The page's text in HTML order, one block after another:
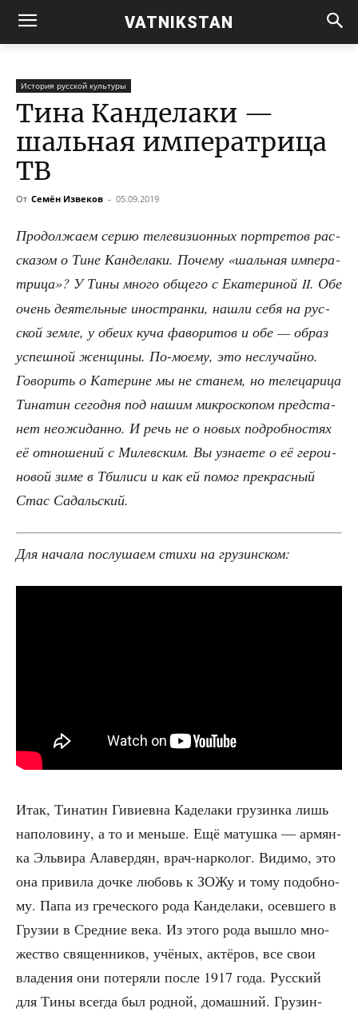
VATNIKSTAN
История русской культуры
Тина Канделаки —
шальная императрица
ТВ
От Семён Извеков - 05.09.2019
Про­дол­жа­ем серию теле­ви­зи­он­ных порт­ре­тов рас­
ска­зом о Тине Кан­де­ла­ки. Поче­му «шаль­ная импе­ра­
три­ца»? У Тины мно­го обще­го с Ека­те­ри­ной II. Обе
очень дея­тель­ные ино­стран­ки, нашли себя на рус­
ской зем­ле, у обе­их куча фаво­ри­тов и обе — образ
успеш­ной жен­щи­ны. По-мое­му, это неслу­чай­но.
Гово­рить о Кате­рине мы не ста­нем, но теле­ца­ри­ца
Тина­тин сего­дня под нашим мик­ро­ско­пом пред­ста­
нет неожи­дан­но. И речь не о новых подроб­но­стях
её отно­ше­ний с Милев­ским. Вы узна­е­те о её геро­и­
но­вой зиме в Тби­ли­си и как ей помог пре­крас­ный
Стас Садальский.
Для нача­ла послу­ша­ем сти­хи на грузинском:
Итак, Тина­тин Гиви­ев­на Каде­ла­ки гру­зин­ка лишь
напо­ло­ви­ну, а то и мень­ше. Ещё матуш­ка — армян­
ка Эль­ви­ра Алавер­дян, врач-нар­ко­лог. Види­мо, это
она при­ви­ла доч­ке любовь к ЗОЖу и тому подоб­но­
му. Папа из гре­че­ско­го рода Кан­де­ла­ки, осев­ше­го в
Гру­зии в Сред­ние века. Из это­го рода вышло мно­
же­ство свя­щен­ни­ков, учё­ных, актё­ров, все свои
вла­де­ния они поте­ря­ли после 1917 года. Рус­ский
для Тины все­гда был род­ной, домаш­ний. Гру­зин­